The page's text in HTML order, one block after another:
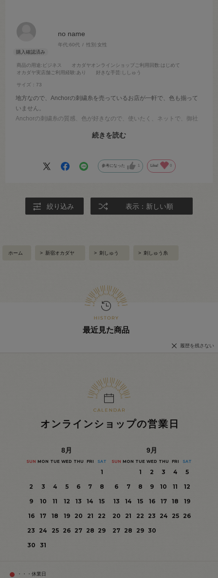
no name
年代:60代 性別:女性
商品の用途:ビジネス オカダヤオンラインショップご利用回数:はじめて
オカダヤ実店舗ご利用経験:あり 好きな手芸:ししゅう
サイズ：73
地方なので、Anchorの刺繍糸を売っているお店が一軒で、色も揃って
いません。
Anchorの刺繍糸の質感、色が好きなので、使いたく、ネットで、御社
Anchorの刺繍糸はロットによる、色ブレがなく、手元に持っていた、
続きを読む
参考になった 1 Like! 0
絞り込み 表示：新しい順
ホーム > 新宿オカダヤ > 刺しゅう > 刺しゅう糸
最近見た商品
履歴を残さない
オンラインショップの営業日
8月
SUN MON TUE WED THU FRI SAT
1
2
3 4 5 6 7
8
9
10 11 12 13 14
15
16
17 18 19 20 21
22
23
24 25 26 27 28 29
30
31
9月
SUN MON TUE WED THU FRI SAT
1 2 3 4
5
6
7 8 9 10 11
12
13
14 15 16 17 18
19
20
21 22 23 24 25
26
27 28 29 30
・・・休業日